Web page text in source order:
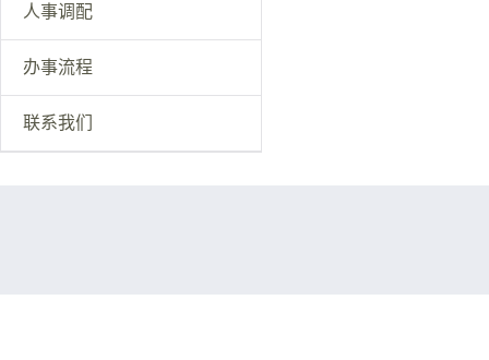
人事调配
办事流程
联系我们